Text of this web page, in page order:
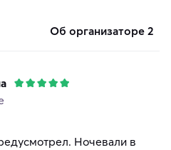
об организаторе 2
Ночевали в